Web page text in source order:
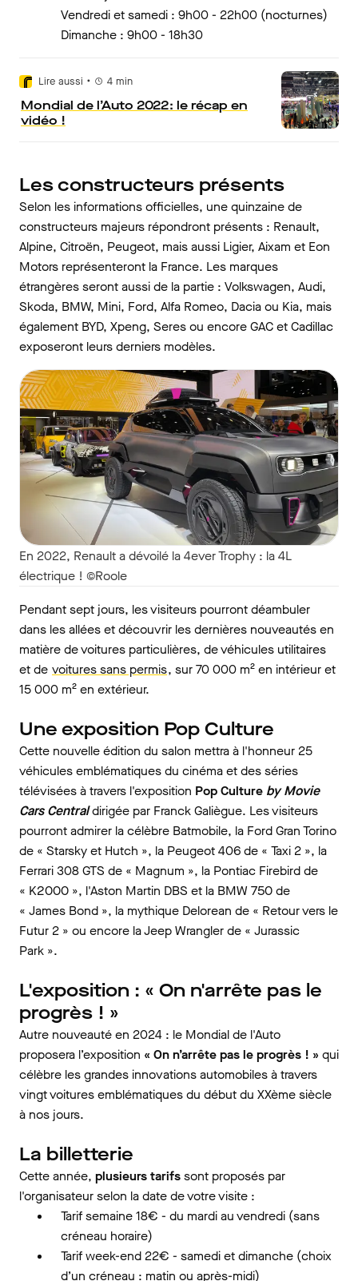
Vendredi et samedi : 9h00 - 22h00 (nocturnes)
Dimanche : 9h00 - 18h30
Lire aussi • 4 min
Mondial de l’Auto 2022 : le récap en
vidéo !
Les constructeurs présents
Selon les informations officielles, une quinzaine de
constructeurs majeurs répondront présents : Renault,
Alpine, Citroën, Peugeot, mais aussi Ligier, Aixam et Eon
Motors représenteront la France. Les marques
étrangères seront aussi de la partie : Volkswagen, Audi,
Skoda, BMW, Mini, Ford, Alfa Romeo, Dacia ou Kia, mais
également BYD, Xpeng, Seres ou encore GAC et Cadillac
exposeront leurs derniers modèles.
En 2022, Renault a dévoilé la 4ever Trophy : la 4L
électrique ! ©Roole
Pendant sept jours, les visiteurs pourront déambuler
dans les allées et découvrir les dernières nouveautés en
matière de voitures particulières, de véhicules utilitaires
et de voitures sans permis, sur 70 000 m² en intérieur et
15 000 m² en extérieur.
Une exposition Pop Culture
Cette nouvelle édition du salon mettra à l'honneur 25
véhicules emblématiques du cinéma et des séries
télévisées à travers l'exposition Pop Culture by Movie
Cars Centraldirigée par Franck Galiègue. Les visiteurs
pourront admirer la célèbre Batmobile, la Ford Gran Torino
de « Starsky et Hutch », la Peugeot 406 de « Taxi 2 », la
Ferrari 308 GTS de « Magnum », la Pontiac Firebird de
« K2000 », l'Aston Martin DBS et la BMW 750 de
« James Bond », la mythique Delorean de « Retour vers le
Futur 2 » ou encore la Jeep Wrangler de « Jurassic
Park ».
L'exposition : « On n'arrête pas le
progrès ! »
Autre nouveauté en 2024 : le Mondial de l'Auto
proposera l’exposition « On n’arrête pas le progrès ! » qui
célèbre les grandes innovations automobiles à travers
vingt voitures emblématiques du début du XXème siècle
à nos jours.
La billetterie
Cette année, plusieurs tarifssont proposés par
l'organisateur selon la date de votre visite :
Tarif semaine 18€ - du mardi au vendredi (sans
créneau horaire)
Tarif week-end 22€ - samedi et dimanche (choix
d’un créneau : matin ou après-midi)